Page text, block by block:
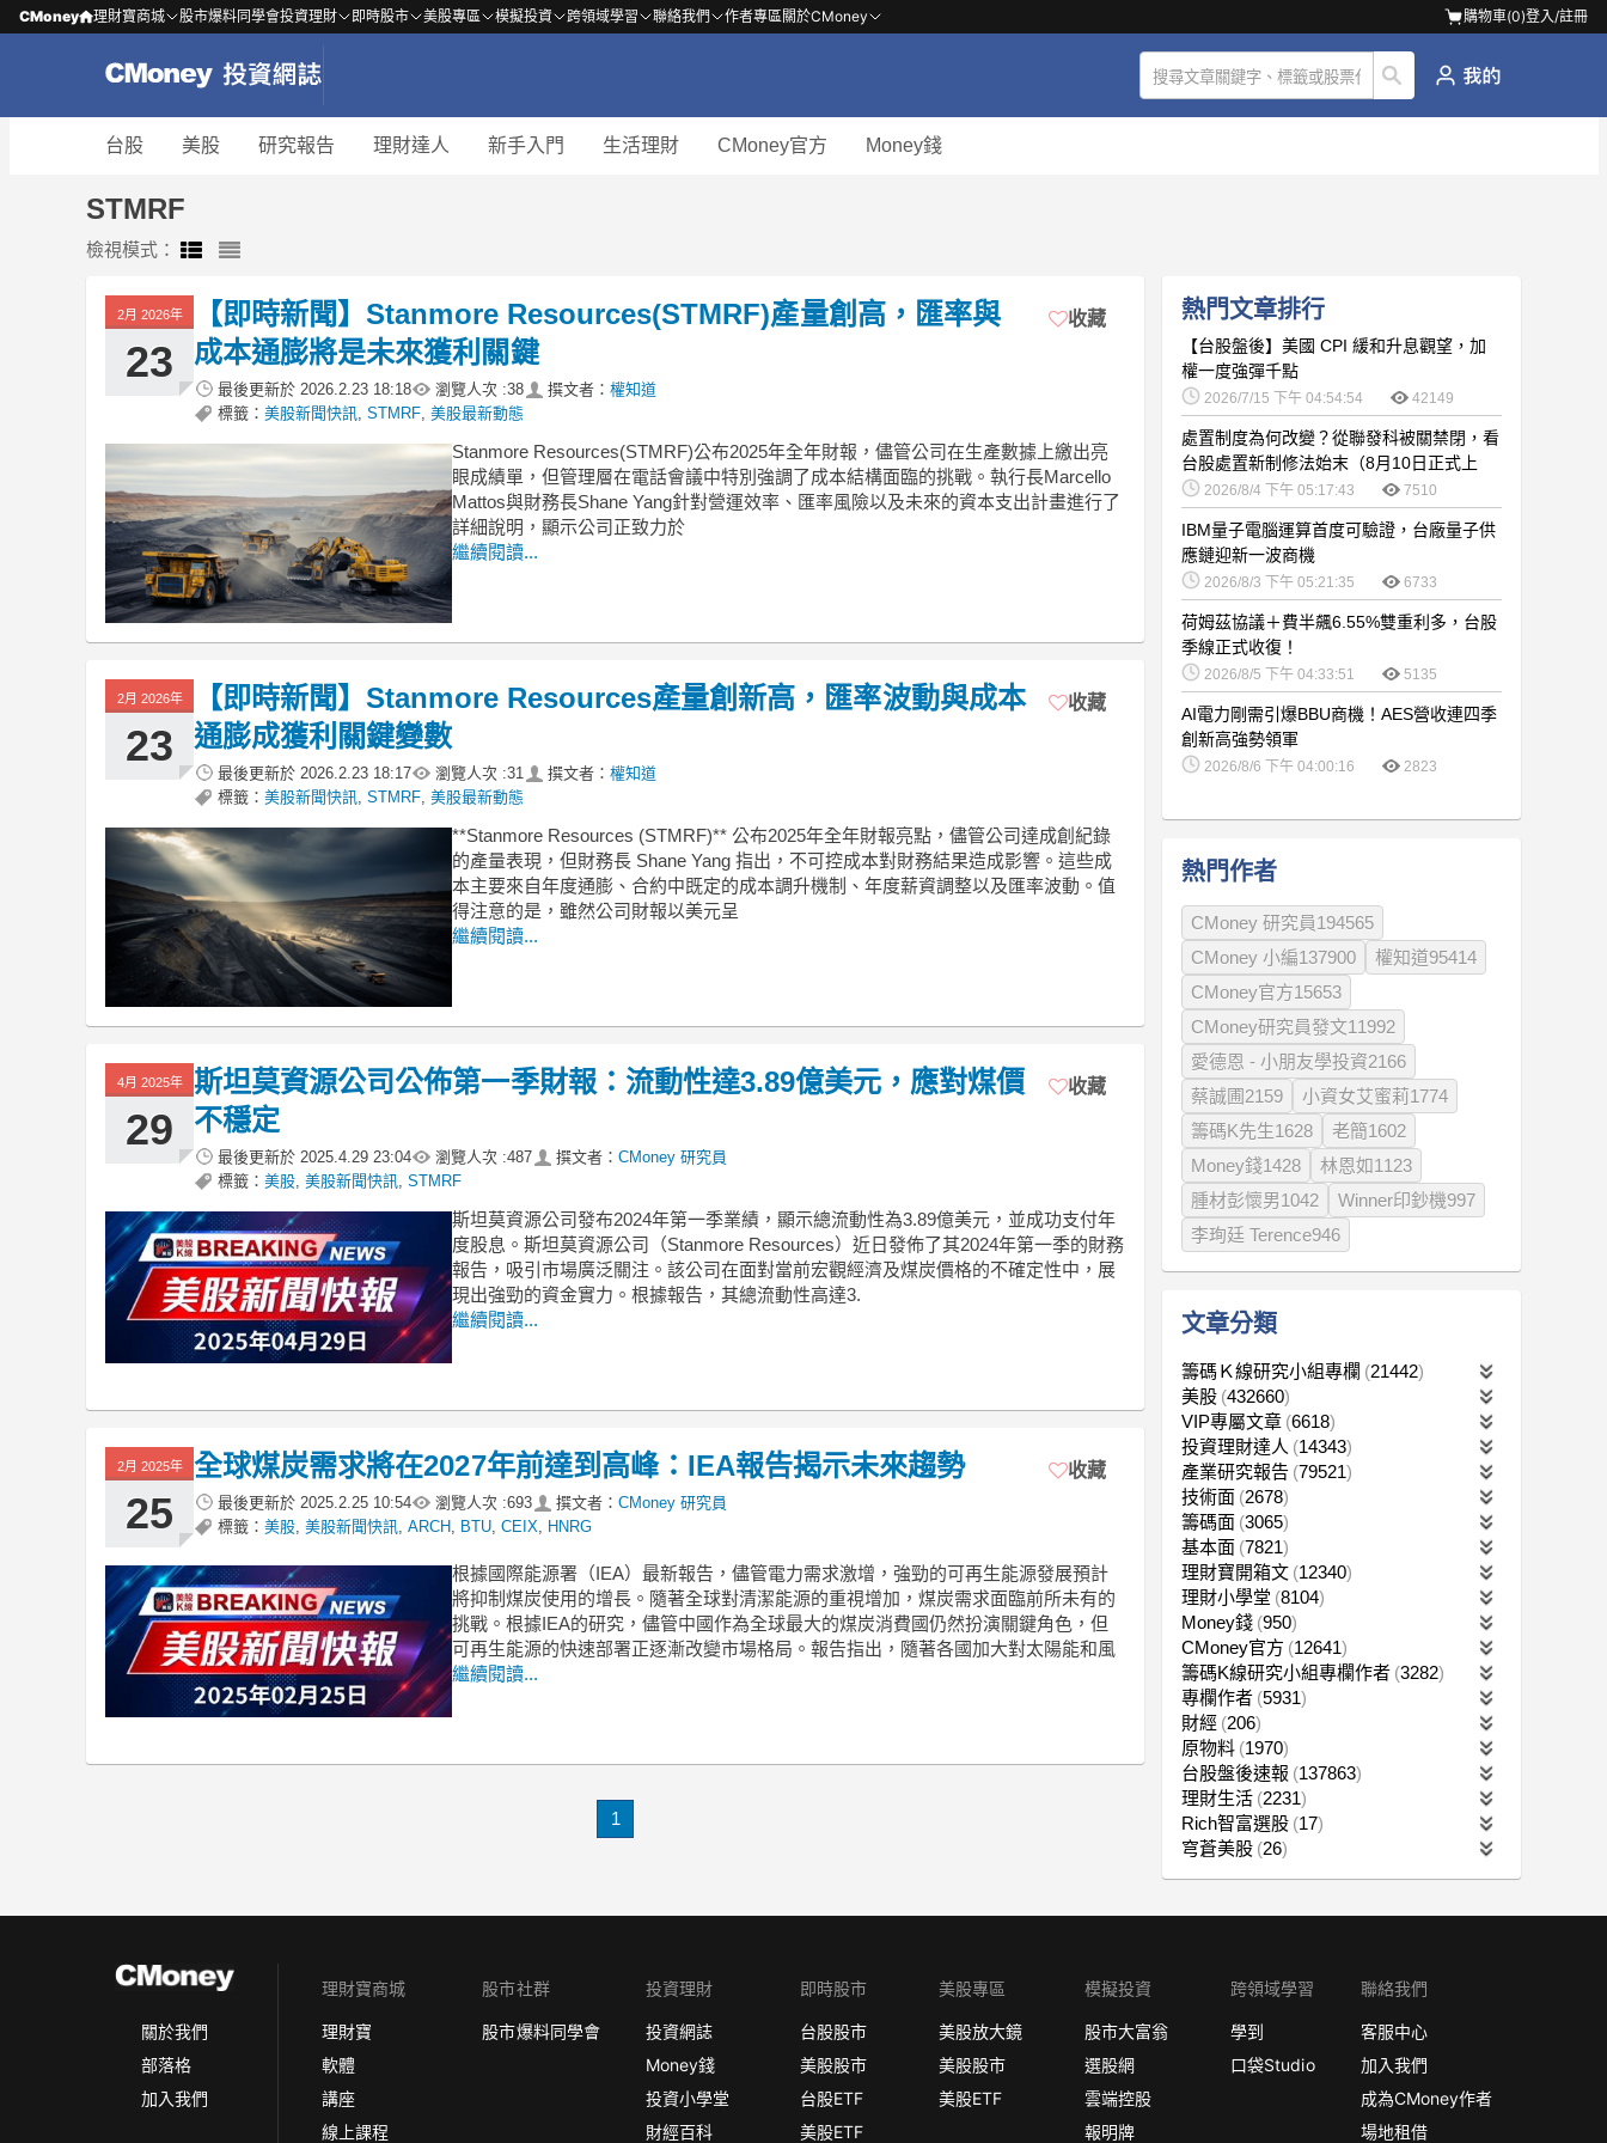
CMoney 理財寶商城 股市爆料同學會投資理財 即時股市 美股專區 模擬投資 跨領域學習 聯絡我們 作者專區關於CMoney 購物車(0)登入/註冊
台股 美股 研究報告 理財達人 新手入門 生活理財 CMoney官方 Money錢
STMRF
檢視模式：
2月 2026年
23
【即時新聞】Stanmore Resources(STMRF)產量創高，匯率與
成本通膨將是未來獲利關鍵
最後更新於 2026.2.23 18:18 瀏覽人次 :38 撰文者： 權知道
標籤： 美股新聞快訊 STMRF 美股最新動態
收藏
Stanmore Resources(STMRF)公布2025年全年財報，儘管公司在生產數據上繳出亮
眼成績單，但管理層在電話會議中特別強調了成本結構面臨的挑戰。執行長Marcello
Mattos與財務長Shane Yang針對營運效率、匯率風險以及未來的資本支出計畫進行了
詳細說明，顯示公司正致力於
繼續閱讀...
2月 2026年
23
【即時新聞】Stanmore Resources產量創新高，匯率波動與成本
通膨成獲利關鍵變數
最後更新於 2026.2.23 18:17 瀏覽人次 :31 撰文者： 權知道
標籤： 美股新聞快訊 STMRF 美股最新動態
收藏
**Stanmore Resources (STMRF)** 公布2025年全年財報亮點，儘管公司達成創紀錄
的產量表現，但財務長 Shane Yang 指出，不可控成本對財務結果造成影響。這些成
本主要來自年度通膨、合約中既定的成本調升機制、年度薪資調整以及匯率波動。值
得注意的是，雖然公司財報以美元呈
繼續閱讀...
4月 2025年
29
斯坦莫資源公司公佈第一季財報：流動性達3.89億美元，應對煤價
不穩定
最後更新於 2025.4.29 23:04 瀏覽人次 :487 撰文者： CMoney 研究員
標籤： 美股 美股新聞快訊 STMRF
收藏
斯坦莫資源公司發布2024年第一季業績，顯示總流動性為3.89億美元，並成功支付年
度股息。斯坦莫資源公司（Stanmore Resources）近日發佈了其2024年第一季的財務
報告，吸引市場廣泛關注。該公司在面對當前宏觀經濟及煤炭價格的不確定性中，展
現出強勁的資金實力。根據報告，其總流動性高達3.
繼續閱讀...
2月 2025年
25
全球煤炭需求將在2027年前達到高峰：IEA報告揭示未來趨勢
最後更新於 2025.2.25 10:54 瀏覽人次 :693 撰文者： CMoney 研究員
標籤： 美股 美股新聞快訊 ARCH BTU CEIX HNRG
收藏
根據國際能源署（IEA）最新報告，儘管電力需求激增，強勁的可再生能源發展預計
將抑制煤炭使用的增長。隨著全球對清潔能源的重視增加，煤炭需求面臨前所未有的
挑戰。根據IEA的研究，儘管中國作為全球最大的煤炭消費國仍然扮演關鍵角色，但
可再生能源的快速部署正逐漸改變市場格局。報告指出，隨著各國加大對太陽能和風
繼續閱讀...
1
熱門文章排行
【台股盤後】美國 CPI 緩和升息觀望，加
權一度強彈千點
2026/7/15 下午 04:54:54 42149
處置制度為何改變？從聯發科被關禁閉，看
台股處置新制修法始末（8月10日正式上
路）2026/8/4 下午 05:17:43 7510
IBM量子電腦運算首度可驗證，台廠量子供
應鏈迎新一波商機
2026/8/3 下午 05:21:35 6733
荷姆茲協議＋費半飆6.55%雙重利多，台股
季線正式收復！
2026/8/5 下午 04:33:51 5135
AI電力剛需引爆BBU商機！AES營收連四季
創新高強勢領軍
2026/8/6 下午 04:00:16 2823
熱門作者
CMoney 研究員194565
CMoney 小編137900
權知道95414
CMoney官方15653
CMoney研究員發文11992
愛德恩 - 小朋友學投資2166
蔡誠圃2159
小資女艾蜜莉1774
籌碼K先生1628
老簡1602
Money錢1428
林恩如1123
腫材彭懷男1042
Winner印鈔機997
李珣廷 Terence946
文章分類
籌碼Ｋ線研究小組專欄
21442
美股 432660
VIP專屬文章 6618
投資理財達人
14343
產業研究報告 79521
技術面 2678
籌碼面 3065
基本面 7821
理財寶開箱文 12340
理財小學堂 8104
Money錢 950
CMoney官方 12641
籌碼K線研究小組專欄作者 3282
專欄作者 5931
財經 206
原物料 1970
台股盤後速報 137863
理財生活 2231
Rich智富選股 17
穹蒼美股 26
關於我們
部落格
加入我們
理財寶商城
理財寶
軟體
講座
線上課程
股市社群
股市爆料同學會
投資理財
投資網誌
Money錢
投資小學堂
財經百科
即時股市
台股股市
美股股市
台股ETF
美股ETF
美股專區
美股放大鏡
美股股市
美股ETF
模擬投資
股市大富翁
選股網
雲端控股
報明牌
跨領域學習
學到
口袋Studio
聯絡我們
客服中心
加入我們
成為CMoney作者
場地租借